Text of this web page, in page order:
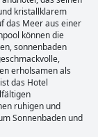
Palace Jandia ist
und
Gäste kleinere
bietet das
eine
für einen
kristallklarem
das Meer aus einer
können die
sonnenbaden
erholsamen als
das Hotel
ruhigen und
Sonnenbaden und